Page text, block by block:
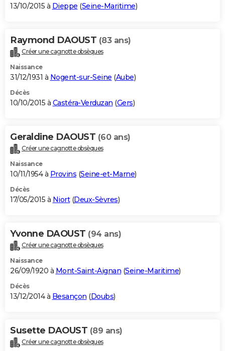
13/10/2015 à Dieppe (Seine-Maritime)
Raymond DAOUST (83 ans)
Créer une cagnotte obsèques
Naissance
31/12/1931 à Nogent-sur-Seine (Aube)
Décès
10/10/2015 à Castéra-Verduzan (Gers)
Geraldine DAOUST (60 ans)
Créer une cagnotte obsèques
Naissance
10/11/1954 à Provins (Seine-et-Marne)
Décès
17/05/2015 à Niort(Deux-Sèvres)
Yvonne DAOUST (94 ans)
Créer une cagnotte obsèques
Naissance
26/09/1920 à Mont-Saint-Aignan (Seine-Maritime)
Décès
13/12/2014 à Besançon (Doubs)
Susette DAOUST (89 ans)
Créer une cagnotte obsèques